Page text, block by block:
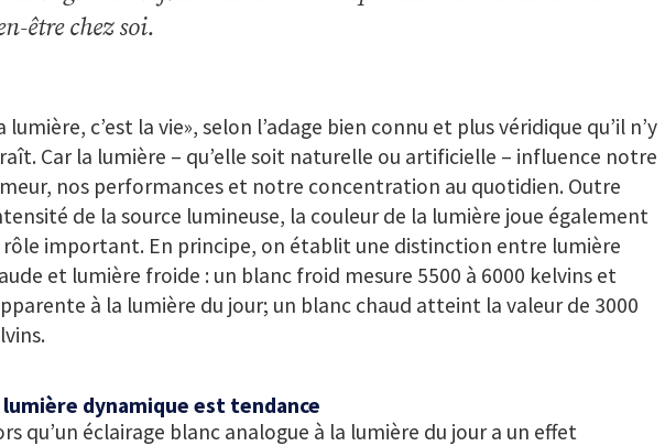
être chez soi.
lumière, c’est la vie», selon l’adage bien connu et plus véridique qu’il n’y
Car la lumière – qu’elle soit naturelle ou artificielle – influence notre
nos performances et notre concentration au quotidien. Outre
de la source lumineuse, la couleur de la lumière joue également
rôle important. En principe, on établit une distinction entre lumière
et lumière froide : un blanc froid mesure 5500 à 6000 kelvins et
à la lumière du jour; un blanc chaud atteint la valeur de 3000
lumière dynamique est tendance
qu’un éclairage blanc analogue à la lumière du jour a un effet